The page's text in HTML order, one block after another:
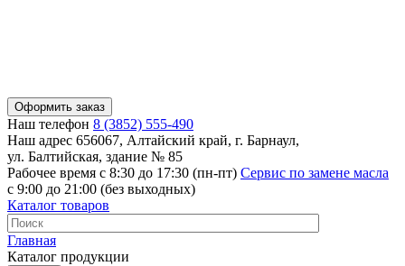
Оформить заказ
Наш телефон 8 (3852) 555-490
Наш адрес 656067, Алтайский край, г. Барнаул,
ул. Балтийская, здание № 85
Рабочее время с 8:30 до 17:30 (пн-пт) Сервис по замене масла
с 9:00 до 21:00 (без выходных)
Каталог товаров
Главная
Каталог продукции